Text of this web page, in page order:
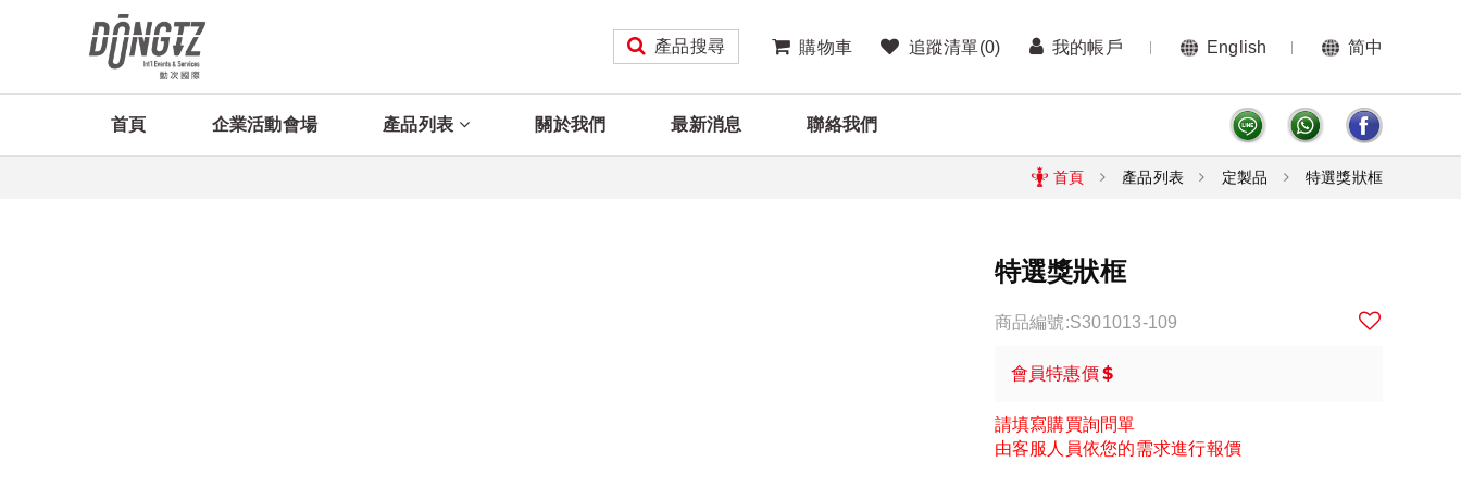
產品搜尋 購物車 追蹤清單(0) 我的帳戶 English 简中
首頁 企業活動會場 產品列表 關於我們 最新消息 聯絡我們
首頁 產品列表 定製品 特選獎狀框
特選獎狀框
商品編號:S301013-109
會員特惠價$
請填寫購買詢問單
由客服人員依您的需求進行報價